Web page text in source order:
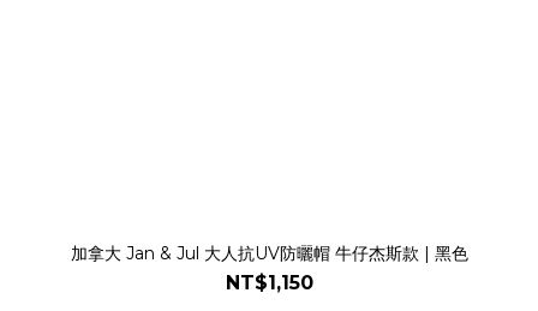
加拿大 Jan & Jul 大人抗UV防曬帽 牛仔杰斯款 | 黑色
NT$1,150